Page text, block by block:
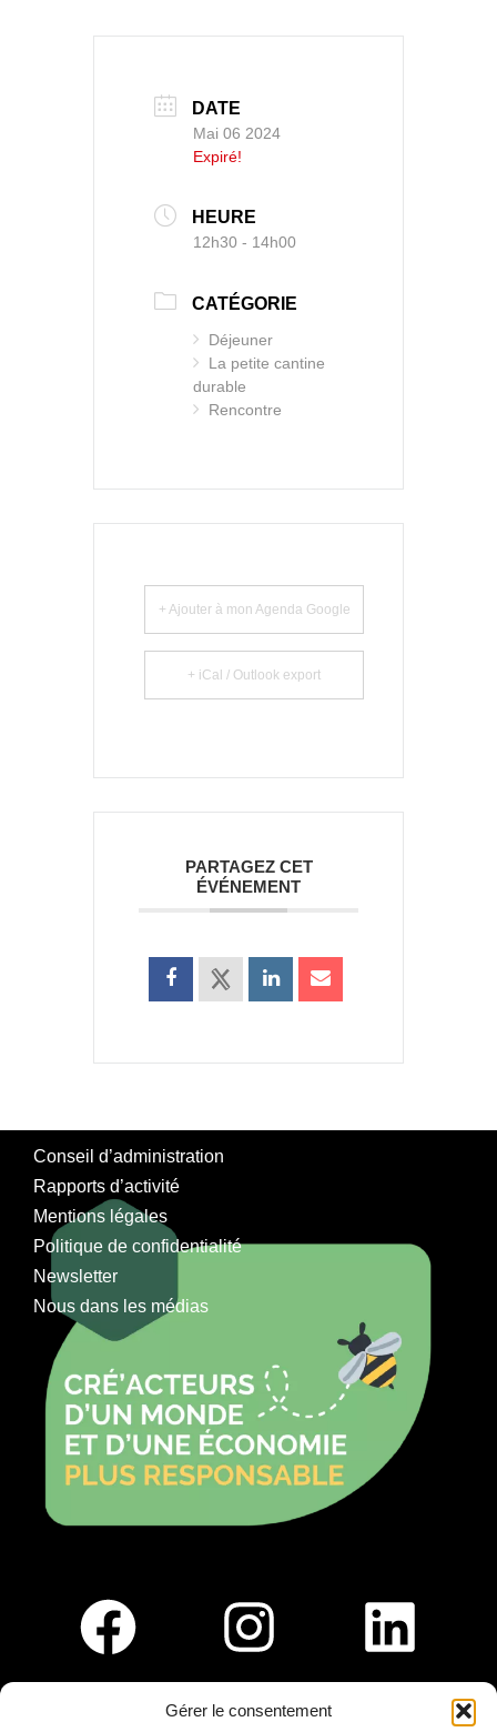
Gérer le consentement
DATE
Mai 06 2024
Expiré!
HEURE
12h30 - 14h00
CATÉGORIE
Déjeuner
La petite cantine
durable
Rencontre
+ Ajouter à mon Agenda Google
+ iCal / Outlook export
PARTAGEZ CET
ÉVÉNEMENT
Conseil d’administration
Rapports d’activité
Mentions légales
Politique de confidentialité
Newsletter
Nous dans les médias